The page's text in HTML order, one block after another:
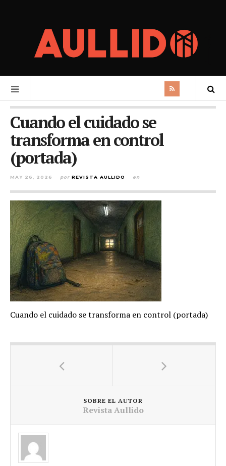
Cuando el cuidado se
transforma en control
(portada)
MAY 26, 2026 por REVISTA AULLIDO en
Cuando el cuidado se transforma en control (portada)
SOBRE EL AUTOR
Revista Aullido